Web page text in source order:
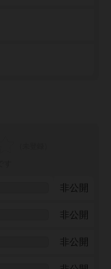
非公開
非公開
非公開